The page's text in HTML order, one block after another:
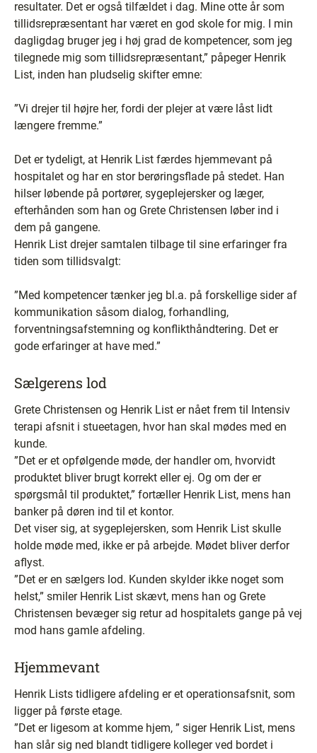
resultater. Det er også tilfældet i dag. Mine otte år som
tillidsrepræsentant har været en god skole for mig. I min
dagligdag bruger jeg i høj grad de kompetencer, som jeg
tilegnede mig som tillidsrepræsentant,” påpeger Henrik
List, inden han pludselig skifter emne:
”Vi drejer til højre her, fordi der plejer at være låst lidt
længere fremme.”
Det er tydeligt, at Henrik List færdes hjemmevant på
hospitalet og har en stor berøringsflade på stedet. Han
hilser løbende på portører, sygeplejersker og læger,
efterhånden som han og Grete Christensen løber ind i
dem på gangene.
Henrik List drejer samtalen tilbage til sine erfaringer fra
tiden som tillidsvalgt:
”Med kompetencer tænker jeg bl.a. på forskellige sider af
kommunikation såsom dialog, forhandling,
forventningsafstemning og konflikthåndtering. Det er
gode erfaringer at have med.”
Sælgerens lod
Grete Christensen og Henrik List er nået frem til Intensiv
terapi afsnit i stueetagen, hvor han skal mødes med en
kunde.
”Det er et opfølgende møde, der handler om, hvorvidt
produktet bliver brugt korrekt eller ej. Og om der er
spørgsmål til produktet,” fortæller Henrik List, mens han
banker på døren ind til et kontor.
Det viser sig, at sygeplejersken, som Henrik List skulle
holde møde med, ikke er på arbejde. Mødet bliver derfor
aflyst.
”Det er en sælgers lod. Kunden skylder ikke noget som
helst,” smiler Henrik List skævt, mens han og Grete
Christensen bevæger sig retur ad hospitalets gange på vej
mod hans gamle afdeling.
Hjemmevant
Henrik Lists tidligere afdeling er et operationsafsnit, som
ligger på første etage.
”Det er ligesom at komme hjem, ” siger Henrik List, mens
han slår sig ned blandt tidligere kolleger ved bordet i